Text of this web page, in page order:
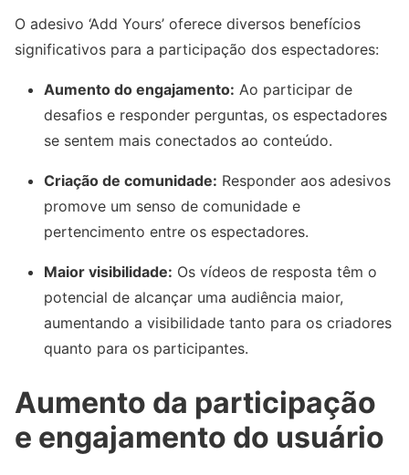
O adesivo ‘Add Yours’ oferece diversos benefícios
significativos para a participação dos espectadores:
Aumento do engajamento: Ao participar de
desafios e responder perguntas, os espectadores
se sentem mais conectados ao conteúdo.
Criação de comunidade: Responder aos adesivos
promove um senso de comunidade e
pertencimento entre os espectadores.
Maior visibilidade: Os vídeos de resposta têm o
potencial de alcançar uma audiência maior,
aumentando a visibilidade tanto para os criadores
quanto para os participantes.
Aumento da participação
e engajamento do usuário